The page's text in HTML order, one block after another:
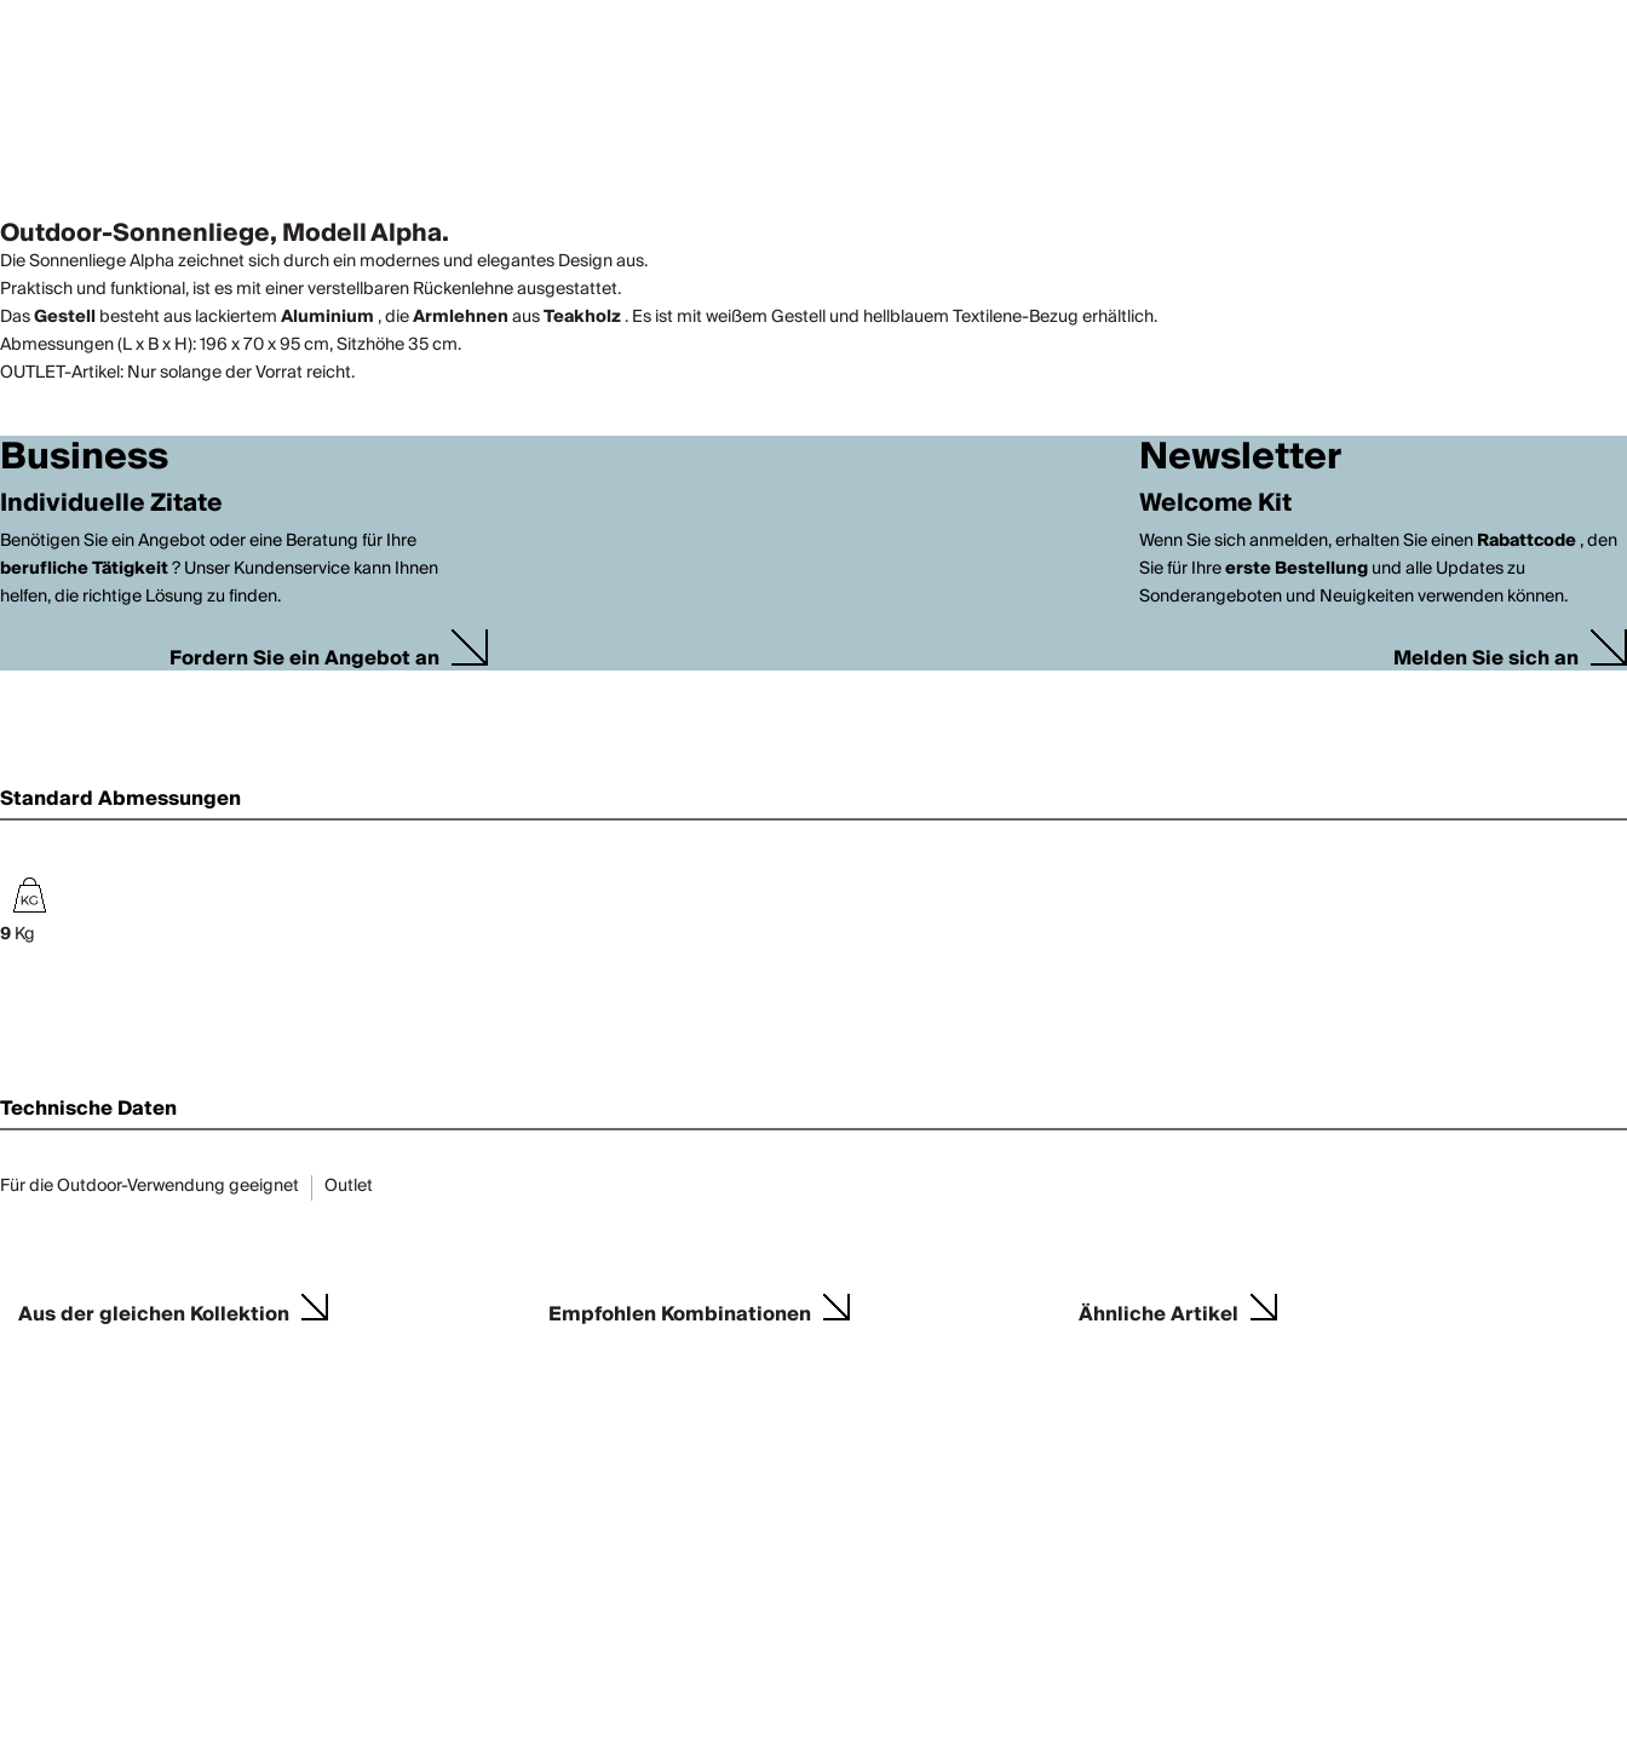
Outdoor-Sonnenliege, Modell Alpha.
Die Sonnenliege Alpha zeichnet sich durch ein modernes und elegantes Design aus.
Praktisch und funktional, ist es mit einer verstellbaren Rückenlehne ausgestattet.
DasGestellbesteht aus lackiertemAluminium , dieArmlehnenausTeakholz. Es ist mit weißem Gestell und hellblauem Textilene-Bezug erhältlich.
Abmessungen (L x B x H): 196 x 70 x 95 cm, Sitzhöhe 35 cm.
OUTLET-Artikel: Nur solange der Vorrat reicht.
Business
Individuelle Zitate
Benötigen Sie ein Angebot oder eine Beratung für Ihre
berufliche Tätigkeit? Unser Kundenservice kann Ihnen
helfen, die richtige Lösung zu finden.
Fordern Sie ein Angebot an
Newsletter
Welcome Kit
Wenn Sie sich anmelden, erhalten Sie einenRabattcode, den
Sie für Ihreerste Bestellungund alle Updates zu
Sonderangeboten und Neuigkeiten verwenden können.
Melden Sie sich an
Standard Abmessungen
9Kg
Technische Daten
Für die Outdoor-Verwendung geeignet Outlet
Aus der gleichen Kollektion Empfohlen Kombinationen Ähnliche Artikel